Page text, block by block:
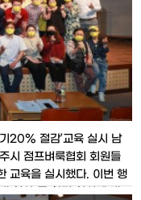
20% 절감’교육 실시 남
시 점프벼룩협회 회원들
교육을 실시했다. 이번 행
혁신』중 환경 혁신에 대